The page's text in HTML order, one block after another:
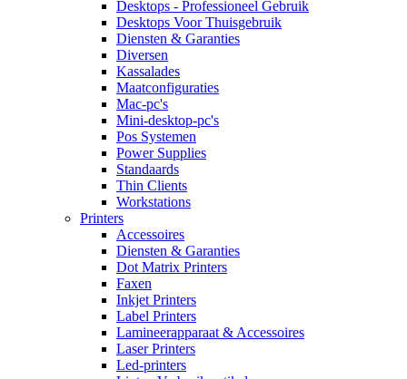
Desktops - Professioneel Gebruik
Desktops Voor Thuisgebruik
Diensten & Garanties
Diversen
Kassalades
Maatconfiguraties
Mac-pc's
Mini-desktop-pc's
Pos Systemen
Power Supplies
Standaards
Thin Clients
Workstations
Printers
Accessoires
Diensten & Garanties
Dot Matrix Printers
Faxen
Inkjet Printers
Label Printers
Lamineerapparaat & Accessoires
Laser Printers
Led-printers